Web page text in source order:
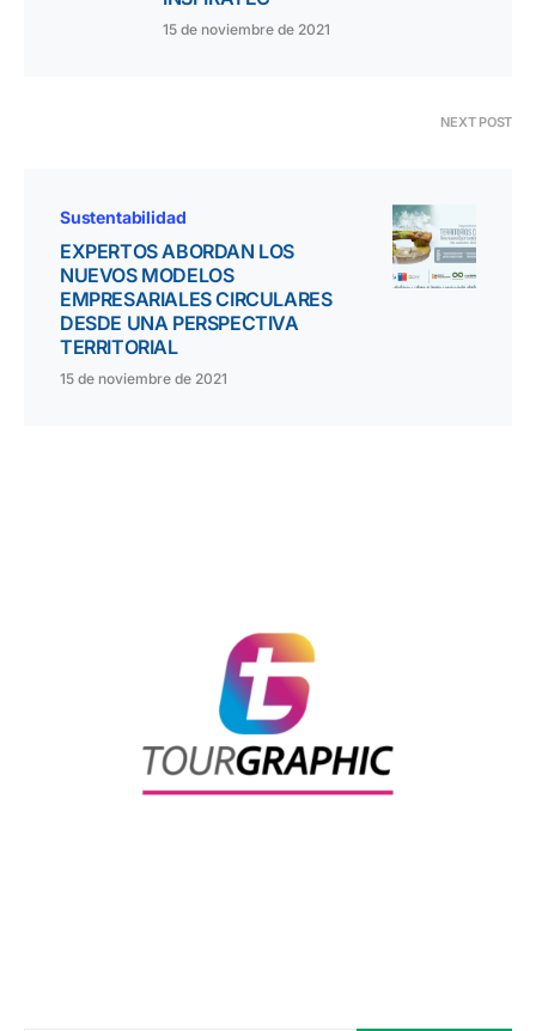
15 de noviembre de 2021
NEXT POST
Sustentabilidad
EXPERTOS ABORDAN LOS
NUEVOS MODELOS
EMPRESARIALES CIRCULARES
DESDE UNA PERSPECTIVA
TERRITORIAL
15 de noviembre de 2021